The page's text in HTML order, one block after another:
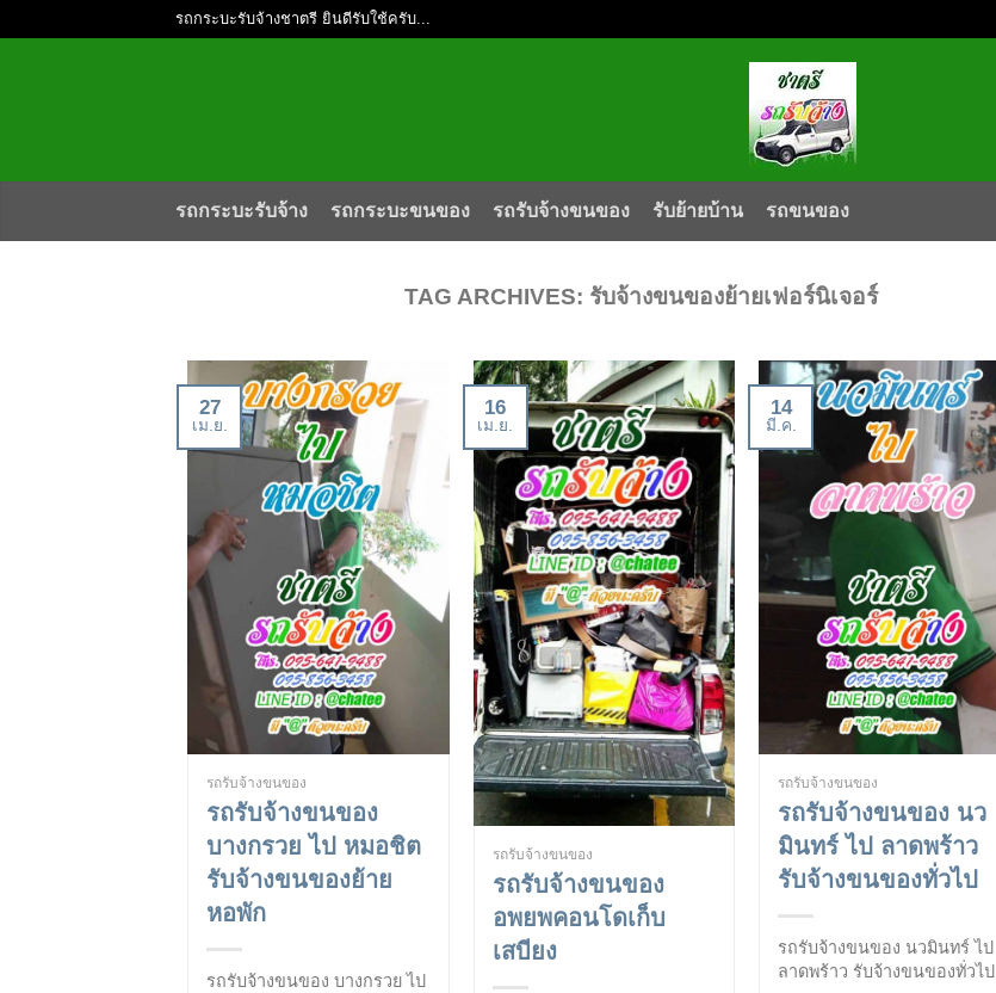
รถกระบะรับจ้างชาตรี ยินดีรับใช้ครับ...
รถกระบะรับจ้าง รถกระบะขนของ รถรับจ้างขนของ รับย้ายบ้าน รถขนของ
TAG ARCHIVES: รับจ้างขนของย้ายเฟอร์นิเจอร์
27
เม.ย.
รถรับจ้างขนของ
รถรับจ้างขนของ
บางกรวย ไป หมอชิต
รับจ้างขนของย้าย
หอพัก
รถรับจ้างขนของ บางกรวย ไป
16
เม.ย.
รถรับจ้างขนของ
รถรับจ้างขนของ
อพยพคอนโดเก็บ
เสบียง
14
มี.ค.
รถรับจ้างขนของ
รถรับจ้างขนของ นว
มินทร์ ไป ลาดพร้าว
รับจ้างขนของทั่วไป
รถรับจ้างขนของ นวมินทร์ ไป
ลาดพร้าว รับจ้างขนของทั่วไป